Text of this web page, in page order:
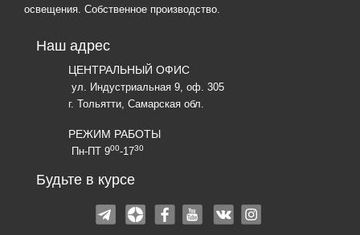
освещения. Собственное производство.
Наш адрес
ЦЕНТРАЛЬНЫЙ ОФИС
ул. Индустриальная 9, оф. 305
г. Тольятти, Самарская обл.
РЕЖИМ РАБОТЫ
Пн-ПТ 900-1730
Будьте в курсе